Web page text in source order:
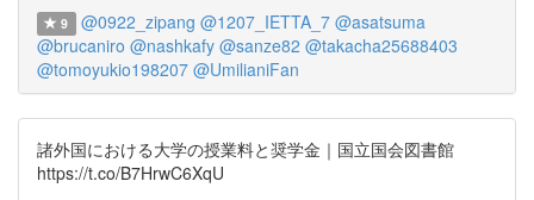
9 @0922_zipang @1207_IETTA_7 @asatsuma
@brucaniro @nashkafy @sanze82 @takacha25688403
@tomoyukio198207 @UmilianiFan
諸外国における大学の授業料と奨学金｜国立国会図書館
https://t.co/B7HrwC6XqU